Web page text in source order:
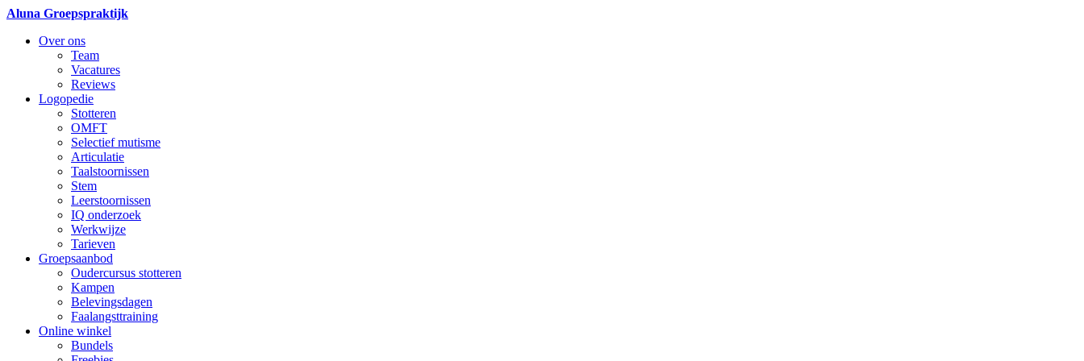
Aluna Groepspraktijk
Over ons
Team
Vacatures
Reviews
Logopedie
Stotteren
OMFT
Selectief mutisme
Articulatie
Taalstoornissen
Stem
Leerstoornissen
IQ onderzoek
Werkwijze
Tarieven
Groepsaanbod
Oudercursus stotteren
Kampen
Belevingsdagen
Faalangsttraining
Online winkel
Bundels